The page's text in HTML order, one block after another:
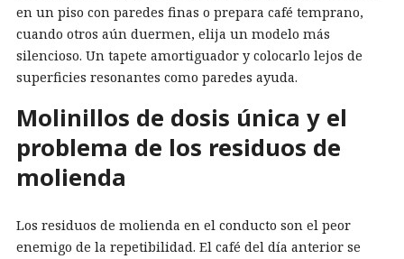
en un piso con paredes finas o prepara café temprano,
cuando otros aún duermen, elija un modelo más
silencioso. Un tapete amortiguador y colocarlo lejos de
superficies resonantes como paredes ayuda.
Molinillos de dosis única y el
problema de los residuos de
molienda
Los residuos de molienda en el conducto son el peor
enemigo de la repetibilidad. El café del día anterior se